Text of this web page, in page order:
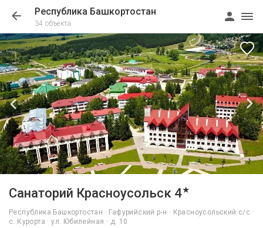
Республика Башкортостан
34 объекта
Санаторий Красноусольск 4★
Республика Башкортостан · Гафурийский р-н · Красноусольский с/с ·
с. Курорта · ул. Юбилейная · д. 10